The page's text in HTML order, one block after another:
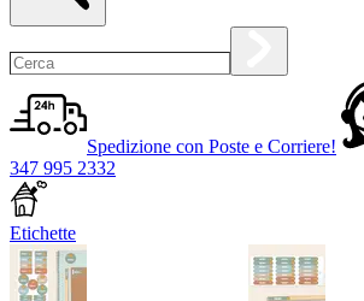
Spedizione con Poste e Corriere!
347 995 2332
Etichette